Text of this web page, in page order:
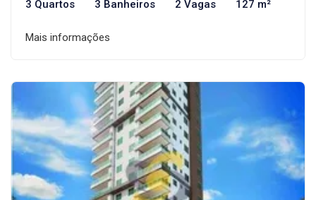
3 Quartos 3 Banheiros 2 Vagas 127 m²
Mais informações